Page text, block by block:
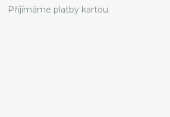
Příjímáme platby kartou